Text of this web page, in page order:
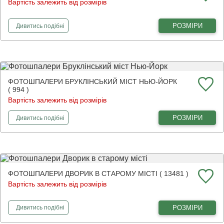
Вартість залежить від розмірів
Дивитисьфотошпалери
подібні РОЗМІРИ
ФОТОШПАЛЕРИ БРУКЛІНСЬКИЙ МІСТ НЬЮ-ЙОРК
( 994 )
Вартість залежить від розмірів
Дивитисьфотошпалери
подібні РОЗМІРИ
ФОТОШПАЛЕРИ ДВОРИК В СТАРОМУ МІСТІ ( 13481 )
Вартість залежить від розмірів
Дивитисьфотошпалери
подібні РОЗМІРИ